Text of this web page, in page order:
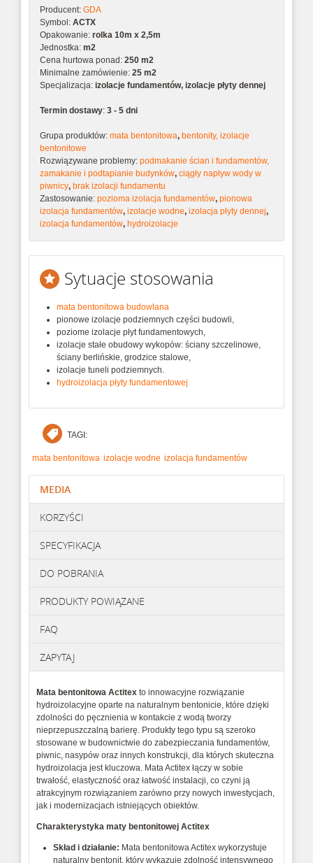
Producent: GDA
Symbol: ACTX
Opakowanie: rolka 10m x 2,5m
Jednostka: m2
Cena hurtowa ponad: 250 m2
Minimalne zamówienie: 25 m2
Specjalizacja: izolacje fundamentów, izolacje płyty dennej
Termin dostawy: 3 - 5 dni
Grupa produktów: mata bentonitowa, bentonity, izolacje
bentonitowe
Rozwiązywane problemy: podmakanie ścian i fundamentów,
zamakanie i podtapianie budynków, ciągły napływ wody w
piwnicy, brak izolacji fundamentu
Zastosowanie: pozioma izolacja fundamentów, pionowa
izolacja fundamentów, izolacje wodne, izolacja płyty dennej,
izolacja fundamentów, hydroizolacje
Sytuacje stosowania
mata bentonitowa budowlana
pionowe izolacje podziemnych części budowli,
poziome izolacje płyt fundamentowych,
izolacje stałe obudowy wykopów: ściany szczelinowe,
ściany berlińskie, grodzice stalowe,
izolacje tuneli podziemnych.
hydroizolacja płyty fundamentowej
TAGI:
mata bentonitowa izolacje wodne izolacja fundamentów
MEDIA
KORZYŚCI
SPECYFIKACJA
DO POBRANIA
PRODUKTY POWIĄZANE
FAQ
ZAPYTAJ
Mata bentonitowa Actitex to innowacyjne rozwiązanie
hydroizolacyjne oparte na naturalnym bentonicie, które dzięki
zdolności do pęcznienia w kontakcie z wodą tworzy
nieprzepuszczalną barierę. Produkty tego typu są szeroko
stosowane w budownictwie do zabezpieczania fundamentów,
piwnic, nasypów oraz innych konstrukcji, dla których skuteczna
hydroizolacja jest kluczowa. Mata Actitex łączy w sobie
trwałość, elastyczność oraz łatwość instalacji, co czyni ją
atrakcyjnym rozwiązaniem zarówno przy nowych inwestycjach,
jak i modernizacjach istniejących obiektów.
Charakterystyka maty bentonitowej Actitex
Skład i działanie: Mata bentonitowa Actitex wykorzystuje
naturalny bentonit, który wykazuje zdolność intensywnego